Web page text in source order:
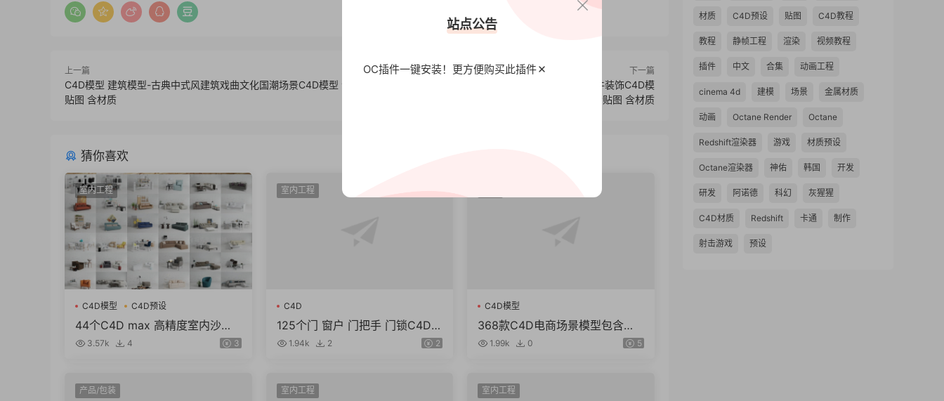
上一篇
C4D模型 建筑模型-古典中式风建筑戏曲文化国潮场景C4D模型 含
贴图 含材质
下一篇
C4D模型 室内模型-室内家居工艺品饰品植物家具 摆件装饰C4D模
型 含贴图 含材质
猜你喜欢
室内工程
C4D模型 C4D预设
44个C4D max 高精度室内沙发
模型创意场景3D模型室内设计素
3.57k 4 3
室内工程
C4D
125个门 窗户 门把手 门锁C4D 3
d max fbx obj格式模型素材
1.94k 2 2
C4D模型
368款C4D电商场景模型包含字
体大促场景低面几何字母工程文
1.99k 0 5
产品/包装 室内工程 室内工程
材质 C4D预设 贴图 C4D教程
教程 静帧工程 渲染 视频教程
插件 中文 合集 动画工程
cinema 4d 建模 场景 金属材质
动画 Octane Render Octane
Redshift渲染器 游戏 材质预设
Octane渲染器 神佑 韩国 开发
研发 阿诺德 科幻 灰猩猩
C4D材质 Redshift 卡通 制作
射击游戏 预设
站点公告
OC插件一键安装！更方便购买此插件